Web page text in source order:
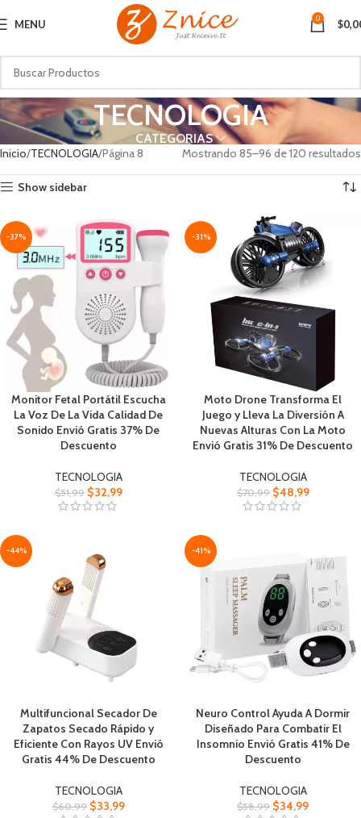
MENU 0 $
TECNOLOGIA
CATEGORIAS
Inicio TECNOLOGIA Página 8 Mostrando 85–96 de 120 resultados
Show sidebar
-37%
Monitor Fetal Portátil Escucha
La Voz De La Vida Calidad De
Sonido Envió Gratis 37% De
Descuento
TECNOLOGIA
$51,99 $32,99
-31%
Moto Drone Transforma El
Juego y Lleva La Diversión A
Nuevas Alturas Con La Moto
Envió Gratis 31% De Descuento
TECNOLOGIA
$70,99 $48,99
-44%
Multifuncional Secador De
Zapatos Secado Rápido y
Eficiente Con Rayos UV Envió
Gratis 44% De Descuento
TECNOLOGIA
$60,99 $33,99
-41%
Neuro Control Ayuda A Dormir
Diseñado Para Combatir El
Insomnio Envió Gratis 41% De
Descuento
TECNOLOGIA
$58,99 $34,99